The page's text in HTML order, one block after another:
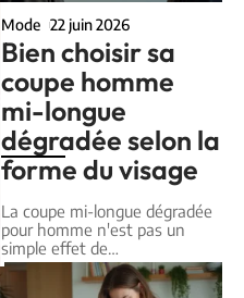
Mode 22 juin 2026
Bien choisir sa
coupe homme
mi-longue
dégradée selon la
forme du visage
La coupe mi-longue dégradée
pour homme n'est pas un
simple effet de…